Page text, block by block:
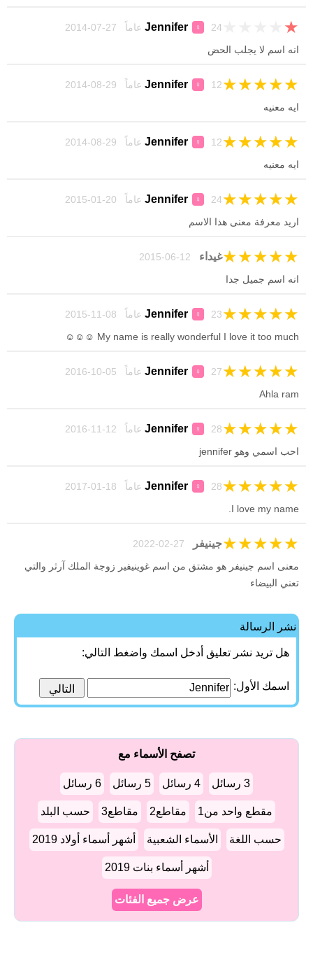
Jennifer ♀ 24 عاماً 27-07-2014 ★
انه اسم لا يجلب الحض
Jennifer ♀ 12 عاماً 29-08-2014 ★
★
★
★
★
ايه معنيه
Jennifer ♀ 12 عاماً 29-08-2014 ★
★
★
★
★
ايه معنيه
Jennifer ♀ 24 عاماً 20-01-2015 ★
★
★
★
★
اريد معرفة معنى هذا الاسم
غيداء ★
★
★
★
★
انه اسم جميل جدا
Jennifer ♀ 23 عاماً 08-11-2015 ★
★
★
★
★
My name is really wonderful I love it too much ☺️☺️☺️
Jennifer ♀ 27 عاماً 05-10-2016 ★
★
★
★
★
Ahla ram
Jennifer ♀ 28 عاماً 12-11-2016 ★
★
★
★
★
احب اسمي وهو jennifer
Jennifer ♀ 28 عاماً 18-01-2017 ★
★
★
★
★
I love my name.
جينيفر ★
★
★
★
★
معنى اسم جينيفر هو مشتق من اسم غوينيفير زوجة الملك آرثر والتي
تعني البيضاء
نشر الرسالة
هل تريد نشر تعليق أدخل اسمك واضغط التالي:
اسمك الأول:
تصفح الأسماء مع
3 رسائل 4 رسائل 5 رسائل 6 رسائل
مقطع واحد من1 مقاطع2 مقاطع3 حسب البلد
حسب اللغة الأسماء الشعبية أشهر أسماء أولاد 2019
أشهر أسماء بنات 2019
عرض جميع الفئات